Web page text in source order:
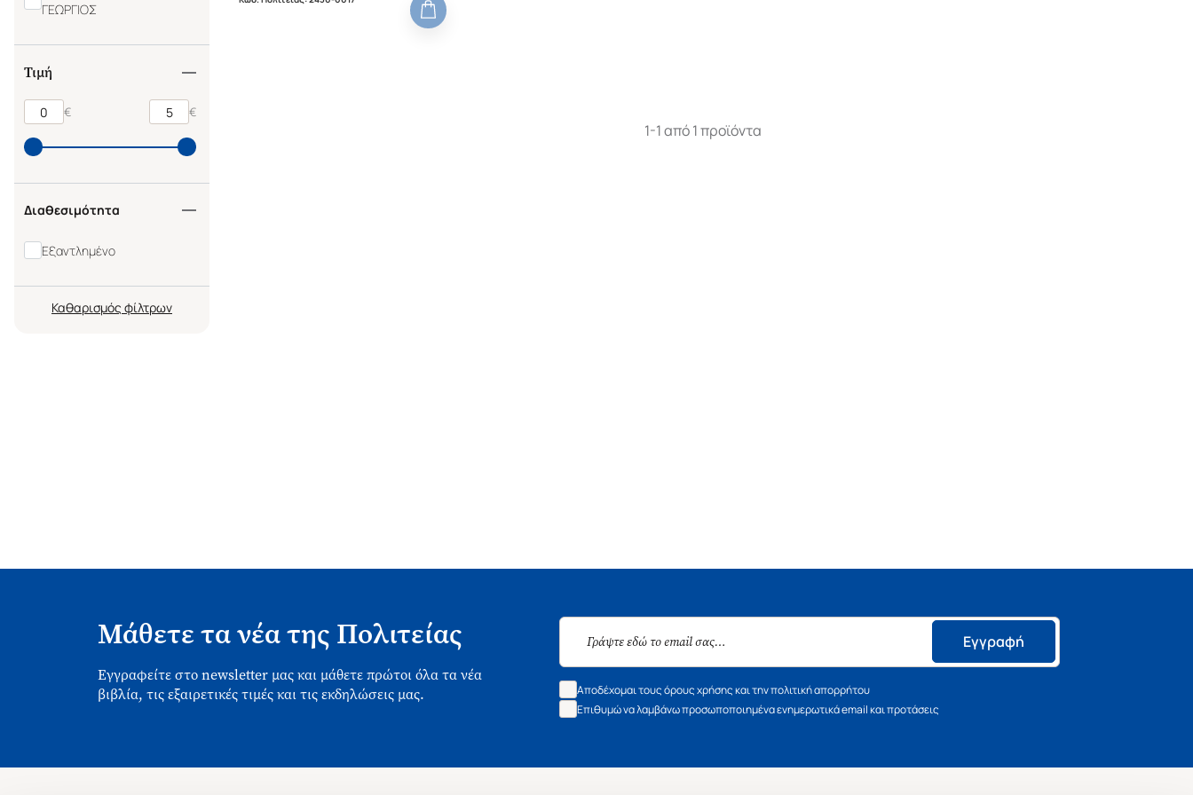
ΓΕΩΡΓΙΟΣ
Τιμή
€ €
Διαθεσιμότητα
Εξαντλημένο
Καθαρισμός
1-1 από 1 προϊόντα
Μάθετε τα νέα της Πολιτείας
Εγγραφείτε στο newsletter μας και μάθετε πρώτοι όλα τα νέα
βιβλία, τις εξαιρετικές τιμές και τις εκδηλώσεις μας.
Εγγραφή
Αποδέχομαι τους όρους χρήσης και την πολιτική απορρήτου
Επιθυμώ να λαμβάνω προσωποποιημένα ενημερωτικά email και προτάσεις